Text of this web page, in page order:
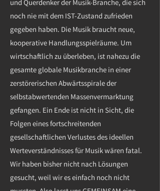
und Querdenker der Musik-Branche, die sich
noch nie mit dem IST-Zustand zufrieden
gegeben haben. Die Musik braucht neue,
kooperative Handlungsspielräume. Um
wirtschaftlich zu überleben, ist nahezu die
gesamte globale Musikbranche in einer
zerstörerischen Abwärtsspirale der
selbstabwertenden Massenvermarktung
gefangen. Ein Ende ist nicht in Sicht, die
Folgen eines fortschreitenden
gesellschaftlichen Verlustes des ideellen
Werteverständnisses für Musik wären fatal.
Wir haben bisher nicht nach Lösungen
gesucht, weil wir es einfach noch nicht